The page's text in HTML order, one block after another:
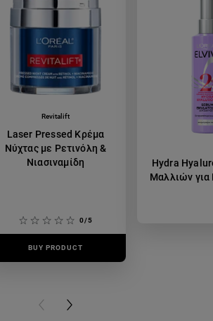
Revitalift
Laser Pressed Κρέμα
Νύχτας με Ρετινόλη &
Νιασιναμίδη
0/5
BUY PRODUCT
Hydra
Μαλλιών
PREVIOUS CARD
NEXT CARD